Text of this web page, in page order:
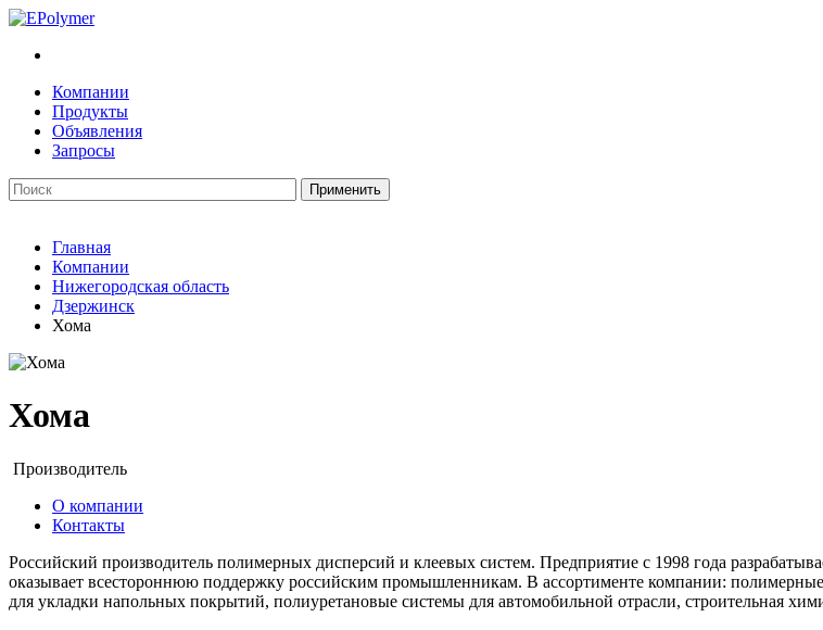
Компании
Продукты
Объявления
Запросы
Главная
Компании
Нижегородская область
Дзержинск
Хома
Хома
Производитель
О компании
Контакты
Российский производитель полимерных дисперсий и клеевых систем. Предприятие с 1998 года
оказывает всестороннюю поддержку российским промышленникам. В ассортименте компании:
для укладки напольных покрытий, полиуретановые системы для автомобильной отрасли, строительная